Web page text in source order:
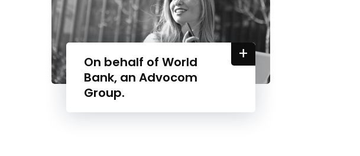
On behalf of World
Bank, an Advocom
Group.
+